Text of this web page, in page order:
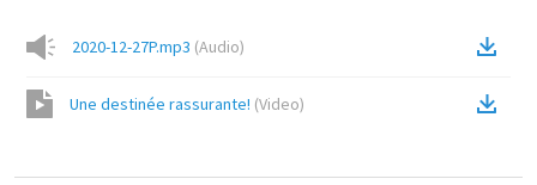
2020-12-27P.mp3 (Audio)
Une destinée rassurante! (Video)